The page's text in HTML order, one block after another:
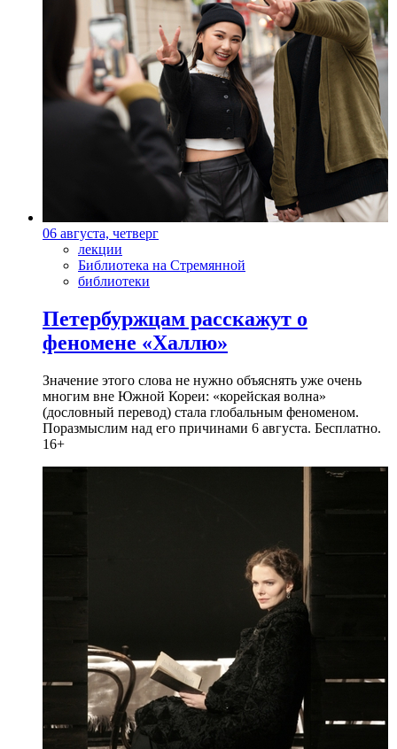
06 августа, четверг
лекции
Библиотека на Стремянной
библиотеки
Петербуржцам расскажут о
феномене «Халлю»
Значение этого слова не нужно объяснять уже очень
многим вне Южной Кореи: «корейская волна»
(дословный перевод) стала глобальным феноменом.
Поразмыслим над его причинами 6 августа. Бесплатно.
16+